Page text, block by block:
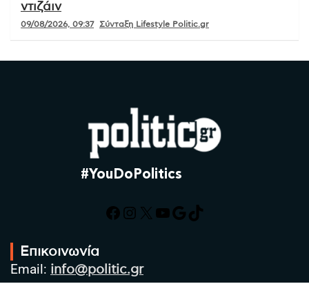
ντιζάιν
09/08/2026, 09:37 Σύνταξη Lifestyle Politic.gr
#YouDoPolitics
Facebook
Instagram
X YouTube
Google
TikTok
Επικοινωνία
Email: info@politic.gr